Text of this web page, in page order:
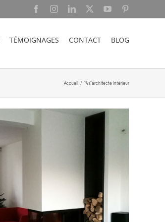
FacebookInstagramLinkedIn YouTube
TÉMOIGNAGES CONTACT BLOG
Accueil "%s"architecte intérieur